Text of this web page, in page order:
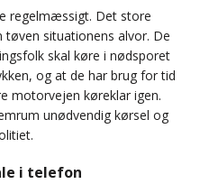
regelmæssigt. Det store
situationens alvor. De
skal køre i nødsporet
og at de har brug for tid
motorvejen køreklar igen.
unødvendig kørsel og
i telefon